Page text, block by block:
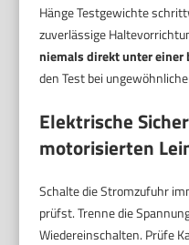
Hänge Testgewichte
zuverlässige
niemals direkt unter einer
den Test bei
Elektrische
motorisierten
Schalte die Stromzufuhr
prüfst. Trenne die
Wiedereinschalten. Prüfe